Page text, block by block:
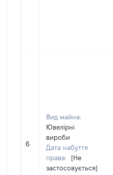
6
Вид майна:
Ювелірні
вироби
Дата набуття
права:
[Не
застосовується]